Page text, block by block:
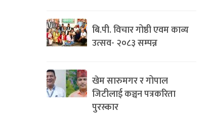
बि.पी. विचार गोष्ठी एवम काव्य
उत्सव- २०८३ सम्पन्न
खेम सारुमगर र गोपाल
जिटीलाई कञ्चन पत्रकरिता
पुरस्कार